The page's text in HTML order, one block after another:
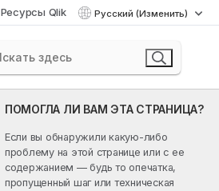
Ресурсы Qlik Русский (Изменить)
ПОМОГЛА ЛИ ВАМ ЭТА СТРАНИЦА?
Если вы обнаружили какую-либо
проблему на этой странице или с ее
содержанием — будь то опечатка,
пропущенный шаг или техническая